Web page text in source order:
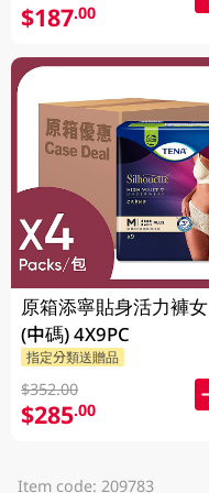
$187.00
原箱添寧貼身活力褲女
(中碼) 4X9PC
指定分類送贈品
$352.00
$285.00
Item code: 209783